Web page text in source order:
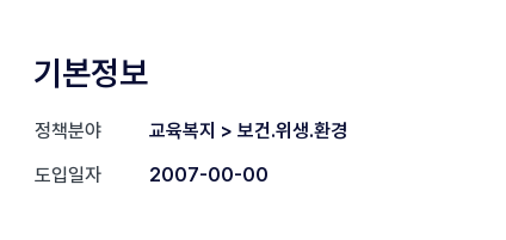
기본정보
정책분야
교육복지 > 보건.위생.환경
도입일자
2007-00-00